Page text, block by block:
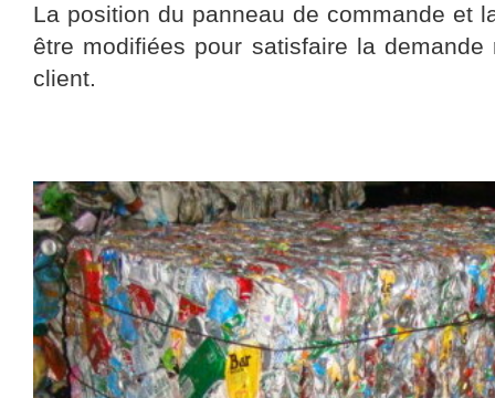
La position du panneau de commande et
être modifiées pour satisfaire la
client.